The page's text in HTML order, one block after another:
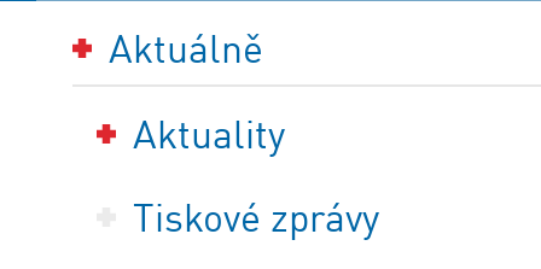
Aktuálně
Aktuality
Tiskové zprávy